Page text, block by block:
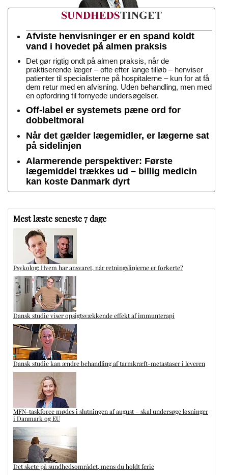
Afviste henvisninger er en spand koldt
vand i hovedet på almen praksis
Det gør rigtig ondt på almen praksis, når de
praktiserende læger – ofte efter lange tilløb – henviser
patienter til specialisterne på hospitalerne – kun for at få
dem retur med en afvisning. Uden behandling, men med
en opfordring til fornyede undersøgelser.
Off-label er systemets pæne ord for
dobbeltmoral
Når det gælder lægemidler, er lægerne sat
på sidelinjen
Alarmerende perspektiver: Første
lægemiddel trækkes ud – billig medicin
kan koste Danmark dyrt
Mest læste seneste 7 dage
Psykolog: Hvem har ansvaret, når retningslinjerne er forkerte?
Dansk studie viser opsigtsvækkende effekt af immunterapi
Dansk studie kan ændre behandling af tarmkræft-metastaser i leveren
MFN-taskforce mødes i slutningen af august – skal undersøge løsninger
i Danmark og EU
Det skete på sundhedsområdet, mens du holdt ferie